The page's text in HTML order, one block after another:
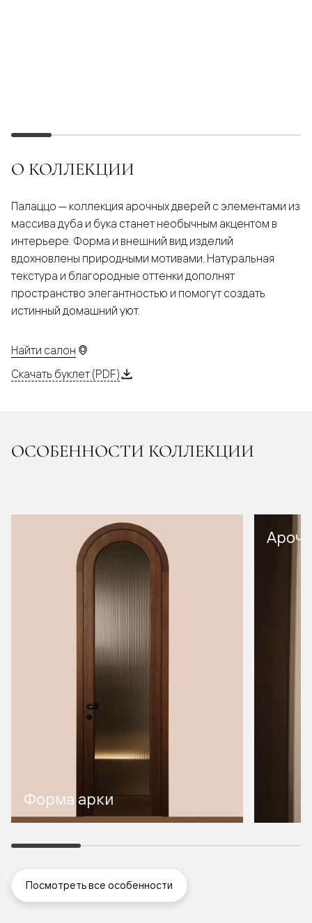
О КОЛЛЕКЦИИ
Палаццо — коллекция арочных дверей с элементами из
массива дуба и бука станет необычным акцентом в
интерьере. Форма и внешний вид изделий
вдохновлены природными мотивами. Натуральная
текстура и благородные оттенки дополнят
пространство элегантностью и помогут создать
истинный домашний уют.
Найти салон
Скачать буклет (PDF)
ОСОБЕННОСТИ КОЛЛЕКЦИИ
Форма арки
Посмотреть все особенности